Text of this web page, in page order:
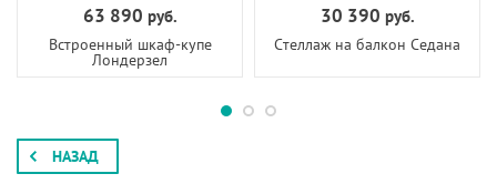
63 890 руб.
Встроенный шкаф-купе
Лондерзел
30 390 руб.
Стеллаж на балкон Седана
НАЗАД